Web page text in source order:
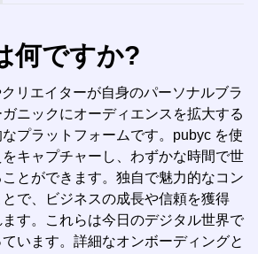
何ですか?
リエイターが自身のパーソナルブラ
ニックにオーディエンスを拡大する
プラットフォームです。pubyc を使
キャプチャーし、わずかな時間で世
とができます。独自で魅力的なコン
で、ビジネスの成長や信頼を獲得
す。これらは今日のデジタル世界で
います。詳細なオンボーディングと